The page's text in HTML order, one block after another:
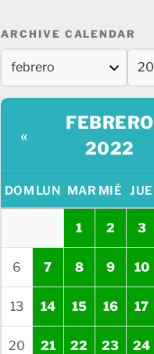
ARCHIVE CALENDAR
«
FEBRERO
2022
DOM LUN MAR MIÉ JUE
1 2 3
6 7 8 9 10
13 14 15 16 17
20 21 22 23 24